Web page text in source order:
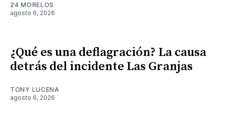
24 MORELOS
agosto 6, 2026
¿Qué es una deflagración? La causa
detrás del incidente Las Granjas
TONY LUCENA
agosto 6, 2026